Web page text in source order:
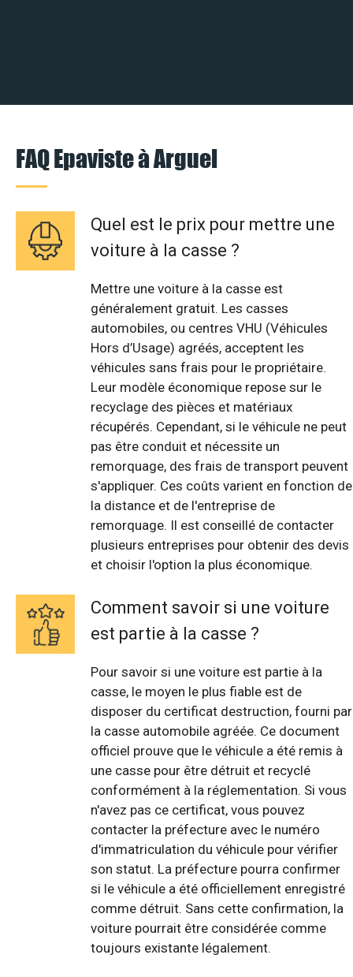
FAQ Epaviste à Arguel
Quel est le prix pour mettre une
voiture à la casse ?
Mettre une voiture à la casse est
généralement gratuit. Les casses
automobiles, ou centres VHU (Véhicules
Hors d’Usage) agréés, acceptent les
véhicules sans frais pour le propriétaire.
Leur modèle économique repose sur le
recyclage des pièces et matériaux
récupérés. Cependant, si le véhicule ne peut
pas être conduit et nécessite un
remorquage, des frais de transport peuvent
s'appliquer. Ces coûts varient en fonction de
la distance et de l'entreprise de
remorquage. Il est conseillé de contacter
plusieurs entreprises pour obtenir des devis
et choisir l'option la plus économique.
Comment savoir si une voiture
est partie à la casse ?
Pour savoir si une voiture est partie à la
casse, le moyen le plus fiable est de
disposer du certificat destruction, fourni par
la casse automobile agréée. Ce document
officiel prouve que le véhicule a été remis à
une casse pour être détruit et recyclé
conformément à la réglementation. Si vous
n'avez pas ce certificat, vous pouvez
contacter la préfecture avec le numéro
d'immatriculation du véhicule pour vérifier
son statut. La préfecture pourra confirmer
si le véhicule a été officiellement enregistré
comme détruit. Sans cette confirmation, la
voiture pourrait être considérée comme
toujours existante légalement.